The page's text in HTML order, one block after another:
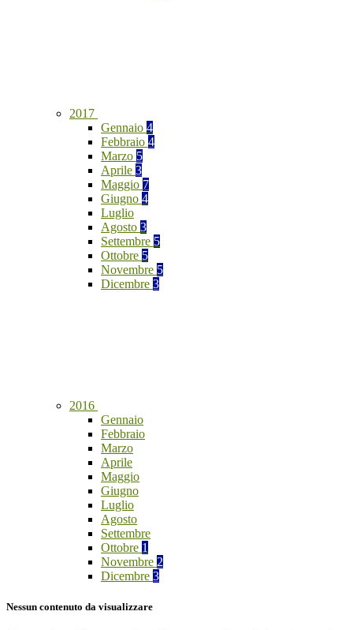
2017
Gennaio 4
Febbraio 4
Marzo 5
Aprile 3
Maggio 7
Giugno 4
Luglio
Agosto 3
Settembre 5
Ottobre 5
Novembre 5
Dicembre 3
2016
Gennaio
Febbraio
Marzo
Aprile
Maggio
Giugno
Luglio
Agosto
Settembre
Ottobre 1
Novembre 2
Dicembre 3
Nessun contenuto da visualizzare